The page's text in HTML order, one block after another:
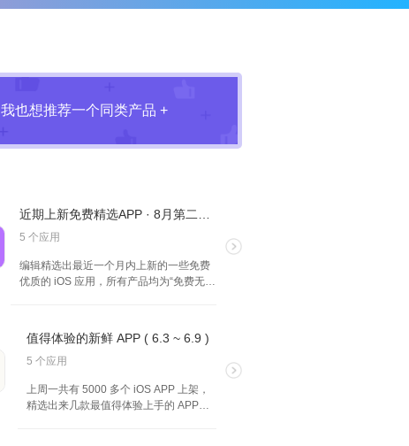
我也想推荐一个同类产品 +
5 个应用
编辑精选出最近一个月内上新的一些免费
优质的 iOS 应用，所有产品均为“免费无内
值得体验的新鲜 APP ( 6.3 ~ 6.9 )
5 个应用
上周一共有 5000 多个 iOS APP 上架，
精选出来几款最值得体验上手的 APP。